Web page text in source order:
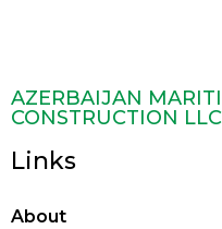
AZERBAIJAN
CONSTRUCTION LLC
Links
About